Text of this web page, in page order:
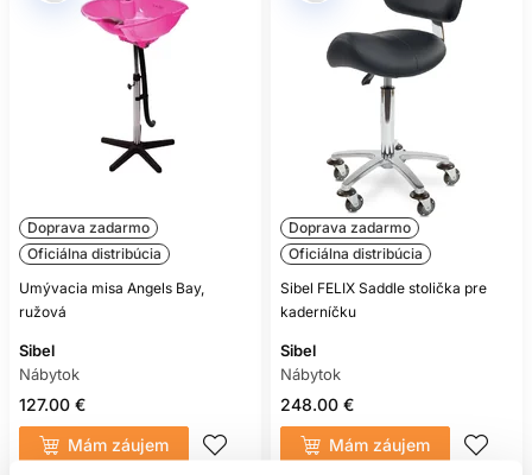
Doprava zadarmo
Oficiálna distribúcia
Umývacia misa Angels Bay,
ružová
Sibel
Nábytok
127.00 €
Mám záujem
Doprava zadarmo
Oficiálna distribúcia
Sibel FELIX Saddle stolička pre
kaderníčku
Sibel
Nábytok
248.00 €
Mám záujem